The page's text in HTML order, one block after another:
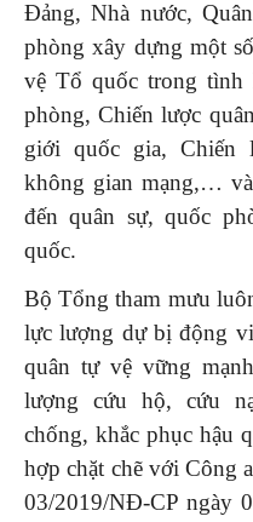
Đảng, Nhà nước,
phòng xây dựng một
vệ Tổ quốc trong tình
phòng, Chiến lược
giới quốc gia, Chiến
không gian mạng,…
đến quân sự, quốc
quốc.
Bộ Tổng tham mưu
lực lượng dự bị động
quân tự vệ vững
lượng cứu hộ, cứu
chống, khắc phục hậu
hợp chặt chẽ với Công
03/2019/NĐ-CP ngày